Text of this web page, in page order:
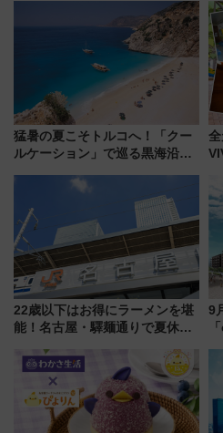
ト 参加方法や体験内容を紹介
猛暑の夏こそトルコへ！「クー
ルケーション」で巡る黒海沿岸
連検索数が前年比237％増、ナ
ショジオも認める『2026年に訪
れるべき世界の旅先』
代
22歳以下はお得にラーメンを堪
能！名古屋・驛麺通りで夏休み
よりスタート
9